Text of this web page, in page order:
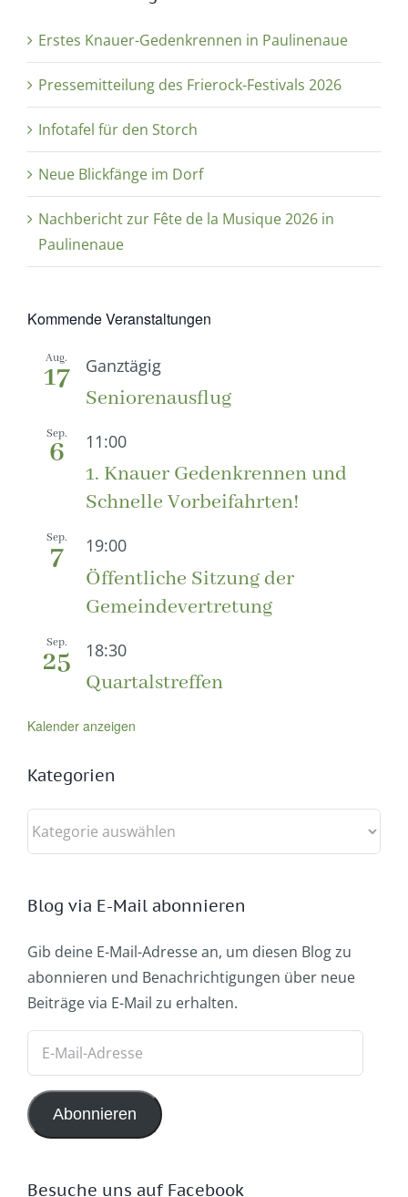
Erstes Knauer-Gedenkrennen in Paulinenaue
Pressemitteilung des Frierock-Festivals 2026
Infotafel für den Storch
Neue Blickfänge im Dorf
Nachbericht zur Fête de la Musique 2026 in
Paulinenaue
Kommende Veranstaltungen
Aug.
17 Ganztägig
Seniorenausflug
Sep.
6 11:00
1. Knauer Gedenkrennen und
Schnelle Vorbeifahrten!
Sep.
7 19:00
Öffentliche Sitzung der
Gemeindevertretung
Sep.
25 18:30
Quartalstreffen
Kalender anzeigen
Kategorien
Kategorien
Blog via E-Mail abonnieren
Gib deine E-Mail-Adresse an, um diesen Blog zu
abonnieren und Benachrichtigungen über neue
Beiträge via E-Mail zu erhalten.
Adresse
Abonnieren
Besuche uns auf Facebook